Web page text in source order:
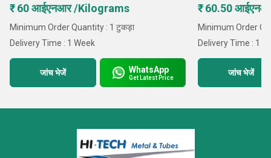
₹ 60 आईएनआर /Kilograms
Minimum Order Quantity : 1 टुकड़ा
Delivery Time : 1 Week
जांच भेजें WhatsApp
Get Latest Price
₹ 60.50
Minimum Order
Delivery Time : 1
जांच भेजें